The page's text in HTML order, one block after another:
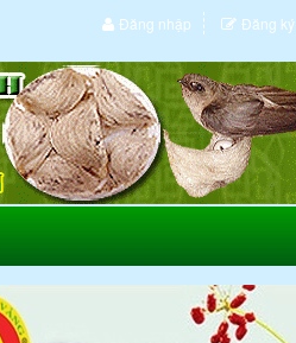
Đăng nhập Đăng ký